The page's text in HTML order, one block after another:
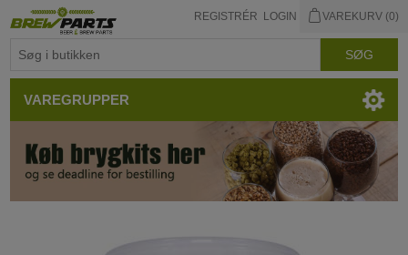
REGISTRÉR LOGIN VAREKURV (0)
VAREGRUPPER